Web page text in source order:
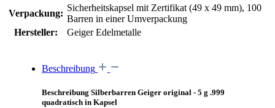
Verpackung:
Sicherheitskapsel mit Zertifikat (49 x 49 mm), 100
Barren in einer Umverpackung
Hersteller:
Geiger Edelmetalle
Beschreibung
Beschreibung Silberbarren Geiger original - 5 g .999
quadratisch in Kapsel